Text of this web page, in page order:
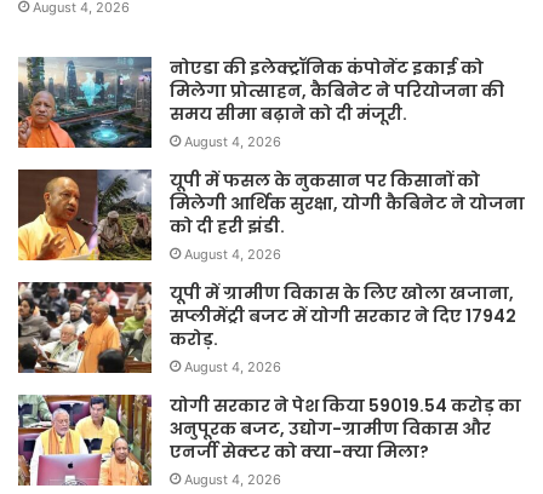
August 4, 2026
नोएडा की इलेक्ट्रॉनिक कंपोनेंट इकाई को
मिलेगा प्रोत्साहन, कैबिनेट ने परियोजना की
समय सीमा बढ़ाने को दी मंजूरी.
August 4, 2026
यूपी में फसल के नुकसान पर किसानों को
मिलेगी आर्थिक सुरक्षा, योगी कैबिनेट ने योजना
को दी हरी झंडी.
August 4, 2026
यूपी में ग्रामीण विकास के लिए खोला खजाना,
सप्लीमेंट्री बजट में योगी सरकार ने दिए 17942
करोड़.
August 4, 2026
योगी सरकार ने पेश किया 59019.54 करोड़ का
अनुपूरक बजट, उद्योग-ग्रामीण विकास और
एनर्जी सेक्टर को क्या-क्या मिला?
August 4, 2026